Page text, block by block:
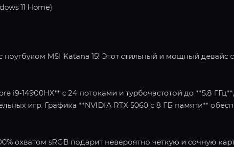
11 Home)
MSI Katana 15! Этот стильный и мощный девайс
i9-14900HX** с 24 потоками и турбочастотой до **5.8
игр. Графика **NVIDIA RTX 5060 с 8 ГБ памяти**
охватом sRGB подарит невероятно четкую и сочную